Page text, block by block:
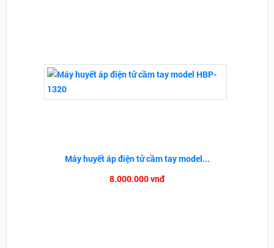
Máy huyết áp điện tử cầm tay model...
8.000.000 vnđ